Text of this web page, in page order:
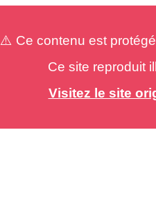
⚠️ Ce contenu est
Ce site reproduit
Visitez le site